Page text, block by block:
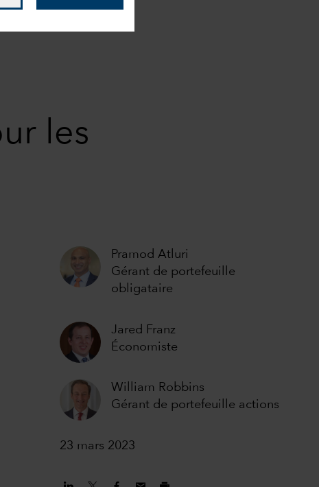
les
Pramod Atluri
Gérant de portefeuille
obligataire
Jared Franz
Économiste
William Robbins
Gérant de portefeuille actions
23 mars 2023